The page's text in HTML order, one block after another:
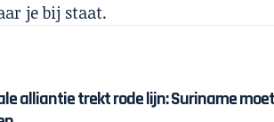
je bij staat.
alliantie trekt rode lijn: Suriname